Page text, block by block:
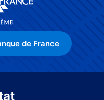
de France